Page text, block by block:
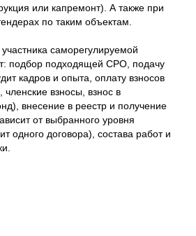
или капремонт). А также при
по таким объектам.
саморегулируемой
подбор подходящей СРО, подачу
кадров и опыта, оплату взносов
членские взносы, взнос в
внесение в реестр и получение
от выбранного уровня
одного договора), состава работ и